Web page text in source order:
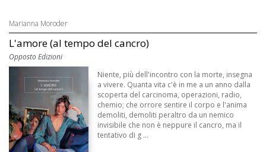
Marianna Moroder
L'amore (al tempo del cancro)
Opposto Edizioni
Niente, più dell'incontro con la morte, insegna
a vivere. Quanta vita c'è in me a un anno dalla
scoperta del carcinoma, operazioni, radio,
chemio; che orrore sentire il corpo e l'anima
demoliti, demoliti peraltro da un nemico
invisibile che non è neppure il cancro, ma il
tentativo di g ...